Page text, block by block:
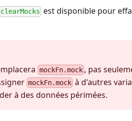
clearMocks est disponible pour
mockFn.mock, pas
mockFn.mock à d'autres
à des données périmées.